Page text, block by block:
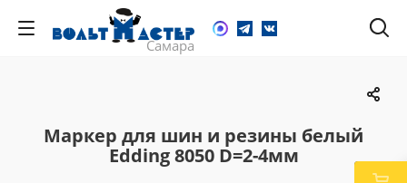
Маркер для шин и резины белый
Edding 8050 D=2-4мм